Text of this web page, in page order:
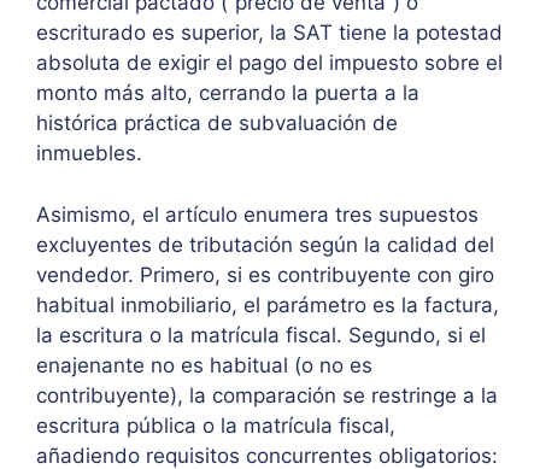
escriturado es superior, la SAT tiene la potestad
absoluta de exigir el pago del impuesto sobre el
monto más alto, cerrando la puerta a la
histórica práctica de subvaluación de
inmuebles.
Asimismo, el artículo enumera tres supuestos
excluyentes de tributación según la calidad del
vendedor. Primero, si es contribuyente con giro
habitual inmobiliario, el parámetro es la factura,
la escritura o la matrícula fiscal. Segundo, si el
enajenante no es habitual (o no es
contribuyente), la comparación se restringe a la
escritura pública o la matrícula fiscal,
añadiendo requisitos concurrentes obligatorios: